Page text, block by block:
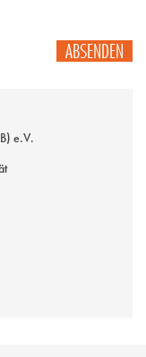
e.V.
ABSENDEN